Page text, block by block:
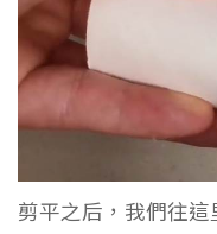
剪平之后，我們往